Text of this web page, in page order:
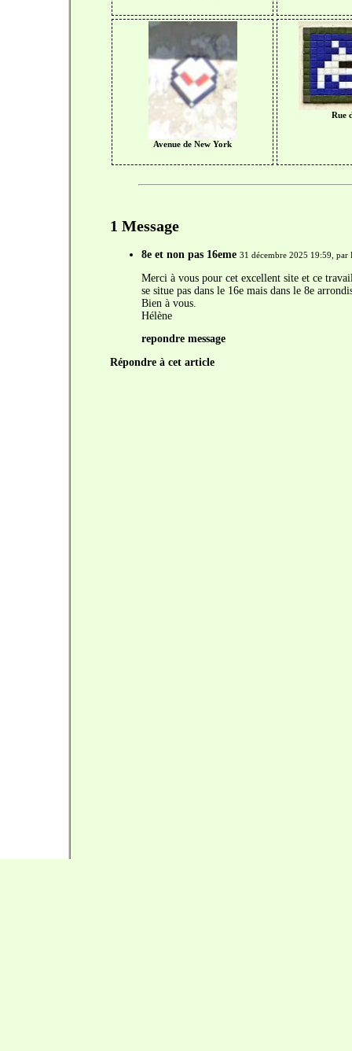
Avenue de New York
Rue
1 Message
8e et non pas 16eme 31 décembre 2025 19:59, par
Merci à vous pour cet excellent site et ce
se situe pas dans le 16e mais dans le 8e
Bien à vous.
Hélène
repondre message
Répondre à cet article